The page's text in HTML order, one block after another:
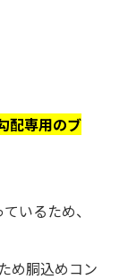
配専用のブ
いるため、
め胴込めコン